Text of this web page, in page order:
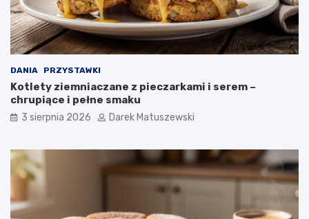
DANIA PRZYSTAWKI
Kotlety ziemniaczane z pieczarkami i serem –
chrupiące i pełne smaku
3 sierpnia 2026 Darek Matuszewski